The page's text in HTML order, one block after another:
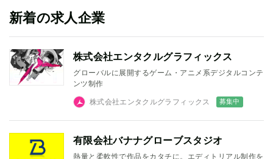
新着の求人企業
株式会社エンタクルグラフィックス
グローバルに展開するゲーム・アニメ系デジタルコンテ
ンツ制作
株式会社エンタクルグラフィックス 募集中
有限会社バナナグローブスタジオ
熱量と柔軟性で作品をカタチに。エディトリアル制作を